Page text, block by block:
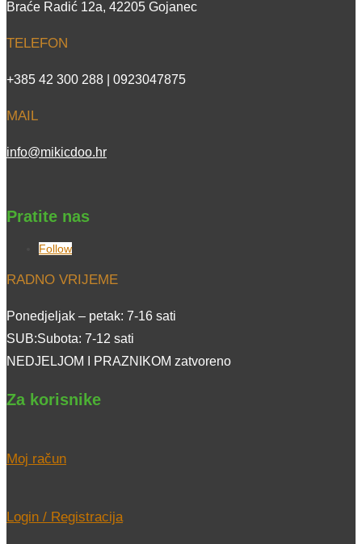
Braće Radić 12a, 42205 Gojanec
TELEFON
+385 42 300 288 | 0923047875
MAIL
info@mikicdoo.hr
Pratite nas
Follow
RADNO VRIJEME
Ponedjeljak – petak: 7-16 sati
SUB:Subota: 7-12 sati
NEDJELJOM I PRAZNIKOM zatvoreno
Za korisnike
Moj račun
Login / Registracija